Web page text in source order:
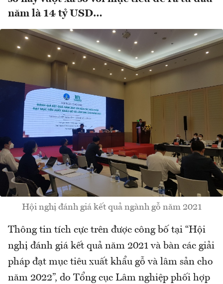
năm là 14 tỷ USD…
Hội nghị đánh giá kết quả ngành gỗ năm 2021
Thông tin tích cực trên được công bố tại “Hội
nghị đánh giá kết quả năm 2021 và bàn các giải
pháp đạt mục tiêu xuất khẩu gỗ và lâm sản cho
năm 2022”, do Tổng cục Lâm nghiệp phối hợp